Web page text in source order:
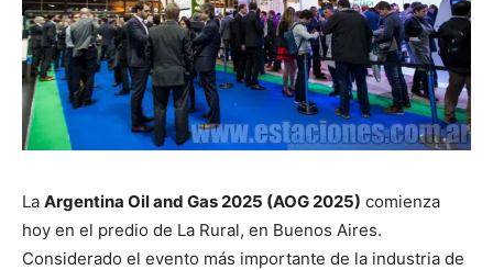
La Argentina Oil and Gas 2025 (AOG 2025) comienza
hoy en el predio de La Rural, en Buenos Aires.
Considerado el evento más importante de la industria de